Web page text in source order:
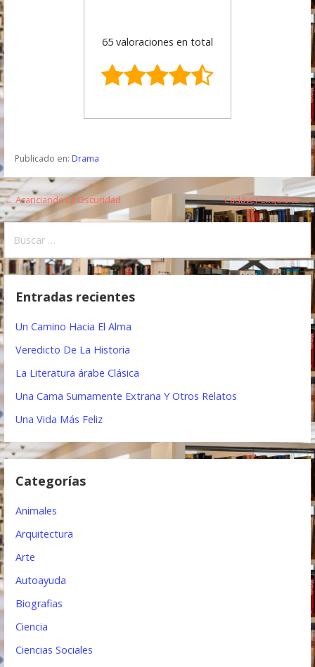
65 valoraciones en total
Publicado en: Drama
N
a
v
e
a
ó
d
n
← Acariciando La Oscuridad Cadáver Exquisito →
s
Entradas recientes
Un Camino Hacia El Alma
Veredicto De La Historia
La Literatura árabe Clásica
Una Cama Sumamente Extrana Y Otros Relatos
Una Vida Más Feliz
Categorías
Animales
Arquitectura
Arte
Autoayuda
Biografias
Ciencia
Ciencias Sociales